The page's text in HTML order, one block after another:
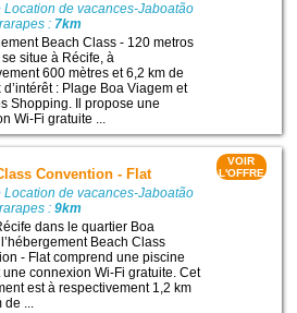
Location de vacances-Jaboatão
: 7km
Beach Class - 120 metros
situe à Récife, à
600 mètres et 6,2 km de
d’intérêt : Plage Boa Viagem et
Shopping. Il propose une
Wi-Fi gratuite ...
Convention - Flat
Location de vacances-Jaboatão
:9km
dans le quartier Boa
Beach Class
- Flat comprend une piscine
une connexion Wi-Fi gratuite. Cet
est à respectivement 1,2 km
de ...
VOIR
L'OFFRE